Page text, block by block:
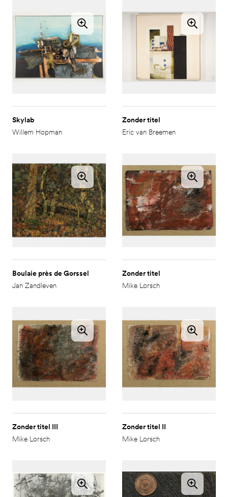
Skylab
Willem Hopman
Zonder titel
Eric van Breemen
Boulaie près de Gorssel
Jan Zandleven
Zonder titel
Mike Lorsch
Zonder titel III
Mike Lorsch
Zonder titel II
Mike Lorsch